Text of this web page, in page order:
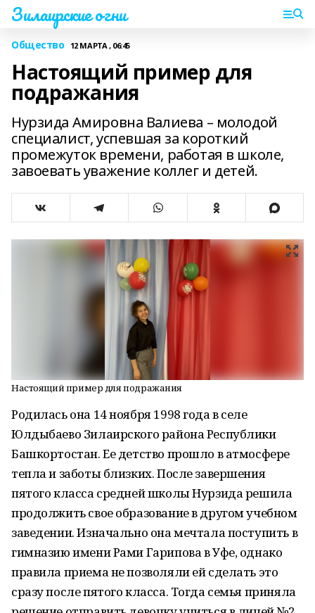
Зилаирские огни
Общество 12 МАРТА , 06:45
Настоящий пример для
подражания
Нурзида Амировна Валиева – молодой
специалист, успевшая за короткий
промежуток времени, работая в школе,
завоевать уважение коллег и детей.
Настоящий пример для подражания
Родилась она 14 ноября 1998 года в селе
Юлдыбаево Зилаирского района Республики
Башкортостан. Ее детство прошло в атмосфере
тепла и заботы близких. После завершения
пятого класса средней школы Нурзида решила
продолжить свое образование в другом учебном
заведении. Изначально она мечтала поступить в
гимназию имени Рами Гарипова в Уфе, однако
правила приема не позволяли ей сделать это
сразу после пятого класса. Тогда семья приняла